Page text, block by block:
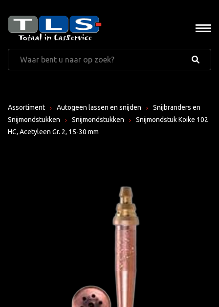
Assortiment Autogeen lassen en snijden
Snijbranders en
Snijmondstukken
Snijmondstukken
Snijmondstuk Koike 102
HC, Acetyleen Gr. 2, 15-30 mm